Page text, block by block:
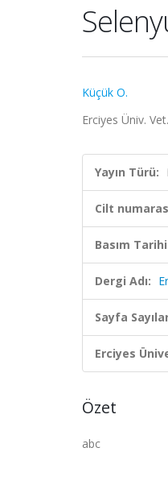
Küçük O.
Erciyes Üniv.
Yayın Türü:
Cilt
Basım
Dergi Adı:
Sayfa
Erciyes
Özet
abc